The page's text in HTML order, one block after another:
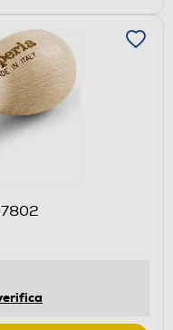
7802